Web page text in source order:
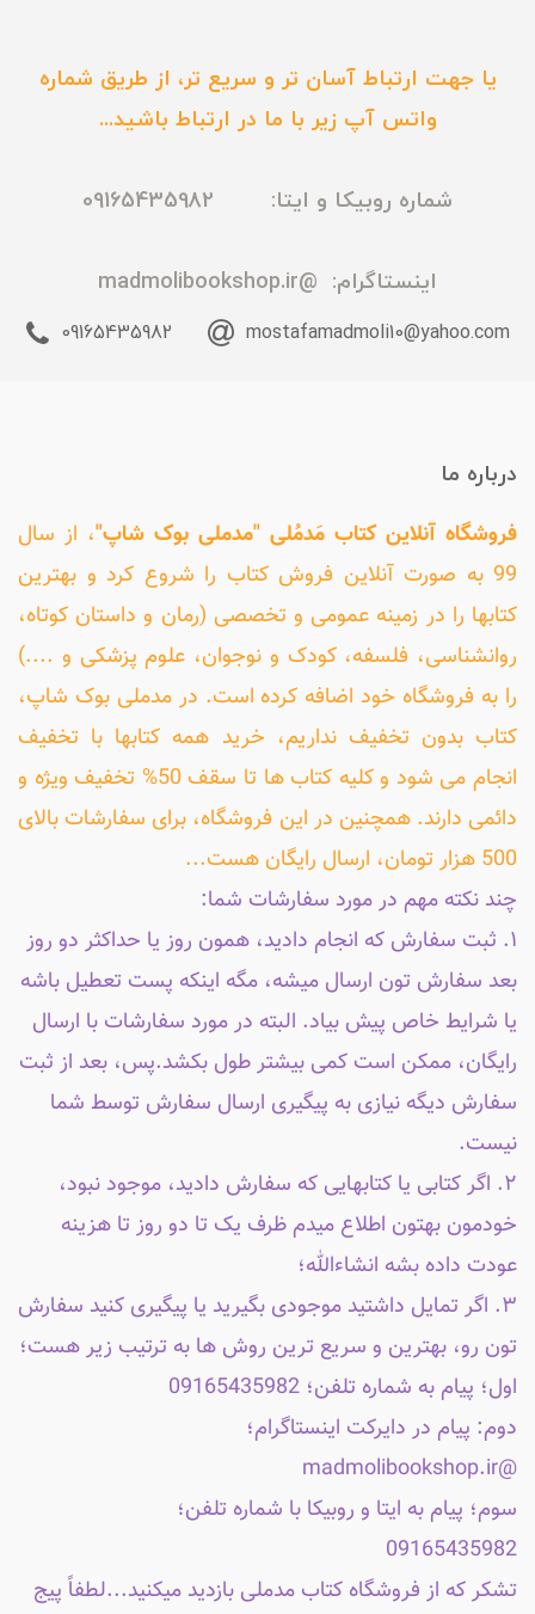
یا جهت ارتباط آسان تر و سریع تر، از طریق شماره
واتس آپ زیر با ما در ارتباط باشید...
شماره روبیکا و ایتا: 09165435982
اینستاگرام: @madmolibookshop.ir
mostafamadmoli10@yahoo.com
09165435982
درباره ما
فروشگاه آنلاین کتاب مَدمُلی "مدملی بوک شاپ"، از سال
99 به صورت آنلاین فروش کتاب را شروع کرد و بهترین
کتابها را در زمینه عمومی و تخصصی (رمان و داستان کوتاه،
روانشناسی، فلسفه، کودک و نوجوان، علوم پزشکی و ....)
را به فروشگاه خود اضافه کرده است. در مدملی بوک شاپ،
کتاب بدون تخفیف نداریم، خرید همه کتابها با تخفیف
انجام می شود و کلیه کتاب ها تا سقف 50% تخفیف ویژه و
دائمی دارند. همچنین در این فروشگاه، برای سفارشات بالای
500 هزار تومان، ارسال رایگان هست...
چند نکته مهم در مورد سفارشات شما:
۱. ثبت سفارش که انجام دادید، همون روز یا حداکثر دو روز
بعد سفارش تون ارسال میشه، مگه اینکه پست تعطیل باشه
یا شرایط خاص پیش بیاد. البته در مورد سفارشات با ارسال
رایگان، ممکن است کمی بیشتر طول بکشد.پس، بعد از ثبت
سفارش دیگه نیازی به پیگیری ارسال سفارش توسط شما
نیست.
۲. اگر کتابی یا کتابهایی که سفارش دادید، موجود نبود،
خودمون بهتون اطلاع میدم ظرف یک تا دو روز تا هزینه
عودت داده بشه انشاءالله؛
۳. اگر تمایل داشتید موجودی بگیرید یا پیگیری کنید سفارش
تون رو، بهترین و سریع ترین روش ها به ترتیب زیر هست؛
اول؛ پیام به شماره تلفن؛ 09165435982
دوم: پیام در دایرکت اینستاگرام؛
@madmolibookshop.ir
سوم؛ پیام به ایتا و روبیکا با شماره تلفن؛
09165435982
تشکر که از فروشگاه کتاب مدملی بازدید میکنید...لطفاً پیج